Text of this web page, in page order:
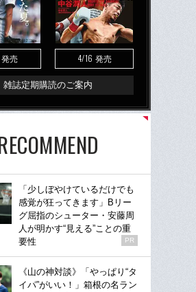
発売 4/16 発売
雑誌定期購読のご案内
「少しぼやけているだけでも
感覚が狂ってきます」Bリー
グ屈指のシューター・安藤周
人が明かす“見える”ことの重
要性
PR
《山の神対談》「やっぱり“タ
イパ”がいい！」箱根の名ラン